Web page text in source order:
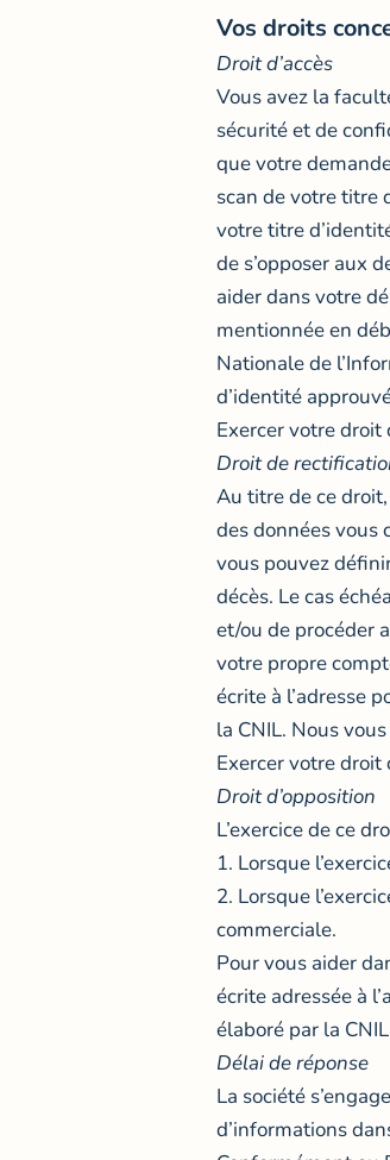
Vos droits
Droit d’accès
Vous avez la
sécurité et de
que votre
scan de votre titre
votre titre
de s’opposer aux
aider dans votre
mentionnée en
Nationale de
d’identité
Exercer votre droit
Droit de
Au titre de ce
des données vous
vous pouvez
décès. Le cas
et/ou de procéder
votre propre
écrite à l’adresse
la CNIL. Nous
Exercer votre
Droit d’opposition
L’exercice de ce
1. Lorsque
2. Lorsque
commerciale.
Pour vous aider
écrite adressée à
élaboré par la
Délai de réponse
La société
d’informations